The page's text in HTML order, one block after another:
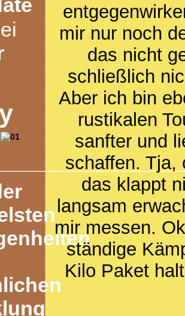
mir nur noch
das nicht
schließlich
Aber ich bin
rustikalen
sanfter und
schaffen. Tja,
das klappt
langsam
mir messen.
ständige
Kilo Paket